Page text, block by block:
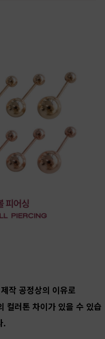
작 공정상의 이유로
컬러톤 차이가 있을 수 있습
.